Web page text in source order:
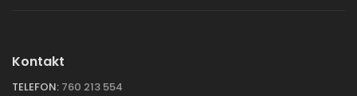
Kontakt
TELEFON: 760 213 554